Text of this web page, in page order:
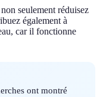
seulement réduisez
également à
car il fonctionne
ont montré